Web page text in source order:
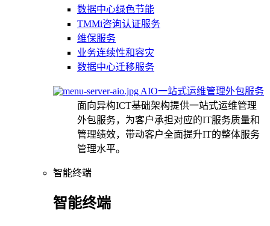
数据中心绿色节能
TMMi咨询认证服务
维保服务
业务连续性和容灾
数据中心迁移服务
AIO一站式运维管理外包服务
面向异构ICT基础架构提供一站式运维管理
外包服务，为客户承担对应的IT服务质量和
管理绩效，带动客户全面提升IT的整体服务
管理水平。
智能终端
智能终端